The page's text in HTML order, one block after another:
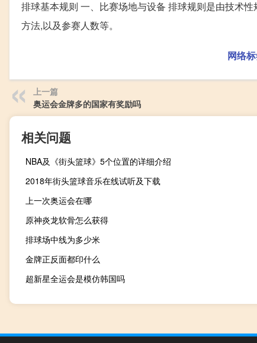
排球基本规则 一、比赛场地与设备 排球规则是由技术
方法,以及参赛人数等。
网络标
上一篇
奥运会金牌多的国家有奖励吗
相关问题
NBA及《街头篮球》5个位置的详细介绍
2018年街头篮球音乐在线试听及下载
上一次奥运会在哪
原神炎龙软骨怎么获得
排球场中线为多少米
金牌正反面都印什么
超新星全运会是模仿韩国吗